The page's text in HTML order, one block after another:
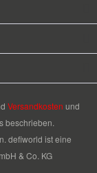
Versandkosten und
beschrieben.
defiworld ist eine
& Co. KG